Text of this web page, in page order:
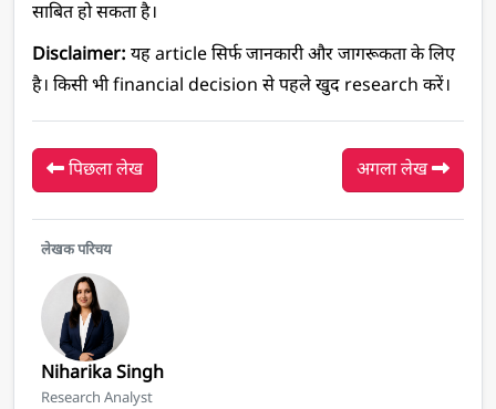
साबित हो सकता है।
Disclaimer: यह article सिर्फ जानकारी और जागरूकता के लिए
है। किसी भी financial decision से पहले खुद research करें।
पिछला लेख अगला लेख
लेखक परिचय
Niharika Singh
Research Analyst